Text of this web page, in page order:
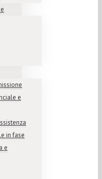
e
in fase
e